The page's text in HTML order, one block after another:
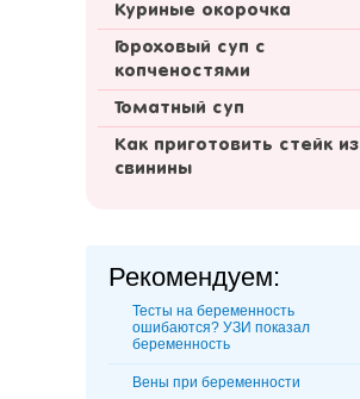
Куриные окорочка
Гороховый суп с
копченостями
Томатный суп
Как приготовить стейк из
свинины
Рекомендуем:
Тесты на беременность
ошибаются? УЗИ показал
беременность
Вены при беременности